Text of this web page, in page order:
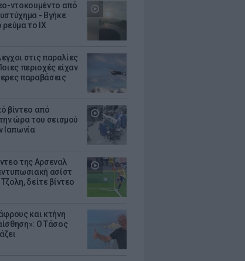
ντοκουμέντο από
- Βγήκε
ρεύμα το ΙΧ
στις παραλίες
περιοχές είχαν
παραβάσεις
βίντεο από
ώρα του σεισμού
Ιαπωνία
της Αρσεναλ
ασίστ
δείτε βίντεο
και κτήνη
Ο Τάσος